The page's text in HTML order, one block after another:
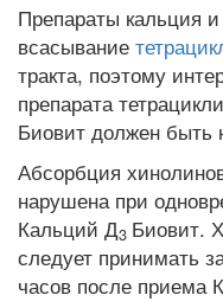
Препараты кальция
всасывание
тракта, поэтому
препарата
Биовит должен быть
Абсорбция
нарушена при
Кальций Д3 Биовит.
следует принимать
часов после приема